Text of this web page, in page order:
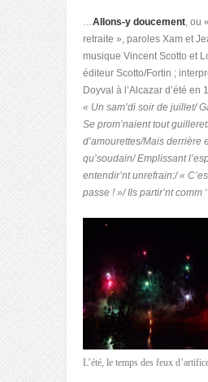
…Allons-y doucement, ou
retraite », paroles Xam et
musique Vincent Scotto et
éditeur Scotto/Fortin ;
Doyval à l’Alcazar d’été en
« Un sam’di soir de juillet/
Se prom’naient tout
d’amourettes/Mais derrière
qu’soudain/ Emplissant
entendir’nt unrefrain:/ «
passe ! »/ Ils partir’nt comm
L’été, le temps des feux